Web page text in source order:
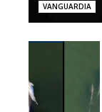
VANGUARDIA